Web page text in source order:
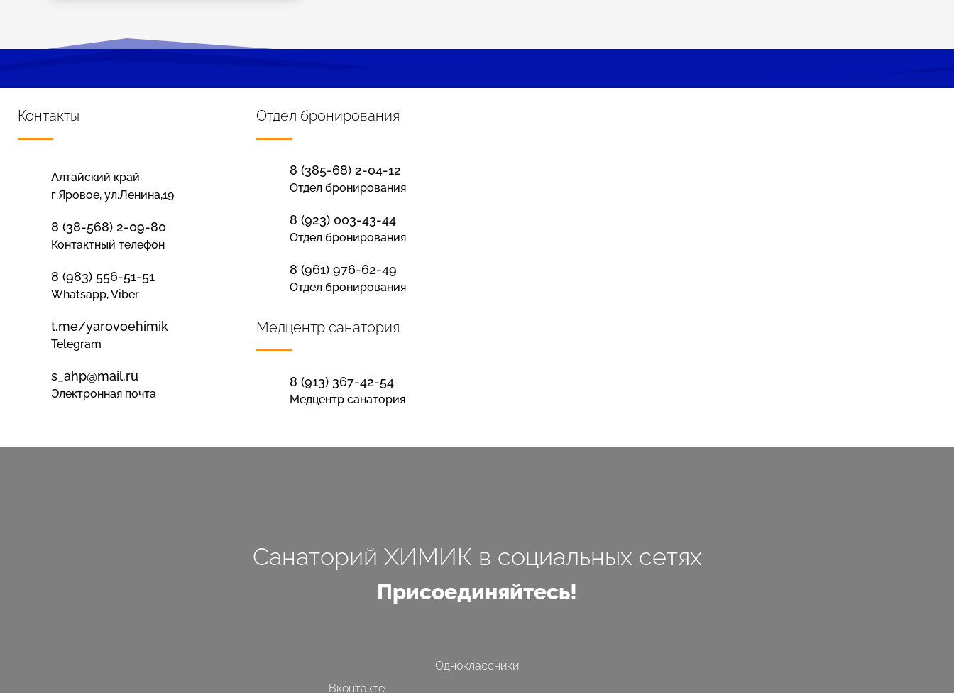
Контакты
Алтайский край
г.Яровое, ул.Ленина,19
8 (38-568) 2-09-80
Контактный телефон
8 (983) 556-51-51
Whatsapp, Viber
t.me/yarovoehimik
Telegram
s_ahp@mail.ru
Электронная почта
Отдел бронирования
8 (385-68) 2-04-12
Отдел бронирования
8 (923) 003-43-44
Отдел бронирования
8 (961) 976-62-49
Отдел бронирования
Медцентр санатория
8 (913) 367-42-54
Медцентр санатория
Санаторий ХИМИК в социальных сетях
Присоединяйтесь!
Вконтакте
Одноклассники